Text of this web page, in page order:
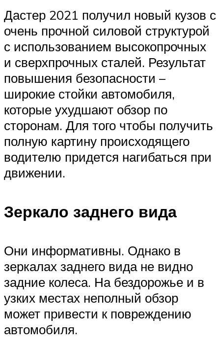
Дастер 2021 получил новый кузов с
очень прочной силовой структурой
с использованием высокопрочных
и сверхпрочных сталей. Результат
повышения безопасности –
широкие стойки автомобиля,
которые ухудшают обзор по
сторонам. Для того чтобы получить
полную картину происходящего
водителю придется нагибаться при
движении.
Зеркало заднего вида
Они информативны. Однако в
зеркалах заднего вида не видно
задние колеса. На бездорожье и в
узких местах неполный обзор
может привести к повреждению
автомобиля.